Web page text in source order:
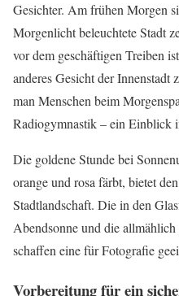
Gesichter. Am frühen Morgen
Morgenlicht beleuchtete Stadt
vor dem geschäftigen Treiben
anderes Gesicht der Innenstadt
man Menschen beim
Radiogymnastik – ein Einblick
Die goldene Stunde bei
orange und rosa färbt, bietet
Stadtlandschaft. Die in den
Abendsonne und die
schaffen eine für Fotografie
Vorbereitung für ein